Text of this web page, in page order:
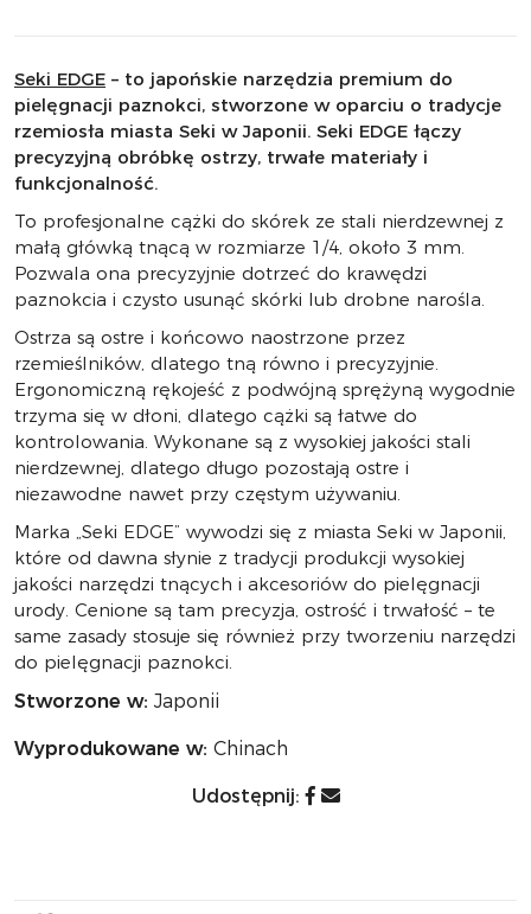
Seki EDGE – to japońskie narzędzia premium do
pielęgnacji paznokci, stworzone w oparciu o tradycje
rzemiosła miasta Seki w Japonii. Seki EDGE łączy
precyzyjną obróbkę ostrzy, trwałe materiały i
funkcjonalność.
To profesjonalne cążki do skórek ze stali nierdzewnej z
małą główką tnącą w rozmiarze 1/4, około 3 mm.
Pozwala ona precyzyjnie dotrzeć do krawędzi
paznokcia i czysto usunąć skórki lub drobne narośla.
Ostrza są ostre i końcowo naostrzone przez
rzemieślników, dlatego tną równo i precyzyjnie.
Ergonomiczną rękojeść z podwójną sprężyną wygodnie
trzyma się w dłoni, dlatego cążki są łatwe do
kontrolowania. Wykonane są z wysokiej jakości stali
nierdzewnej, dlatego długo pozostają ostre i
niezawodne nawet przy częstym używaniu.
Marka „Seki EDGE” wywodzi się z miasta Seki w Japonii,
które od dawna słynie z tradycji produkcji wysokiej
jakości narzędzi tnących i akcesoriów do pielęgnacji
urody. Cenione są tam precyzja, ostrość i trwałość – te
same zasady stosuje się również przy tworzeniu narzędzi
do pielęgnacji paznokci.
Stworzone w: Japonii
Wyprodukowane w: Chinach
Udostępnij: